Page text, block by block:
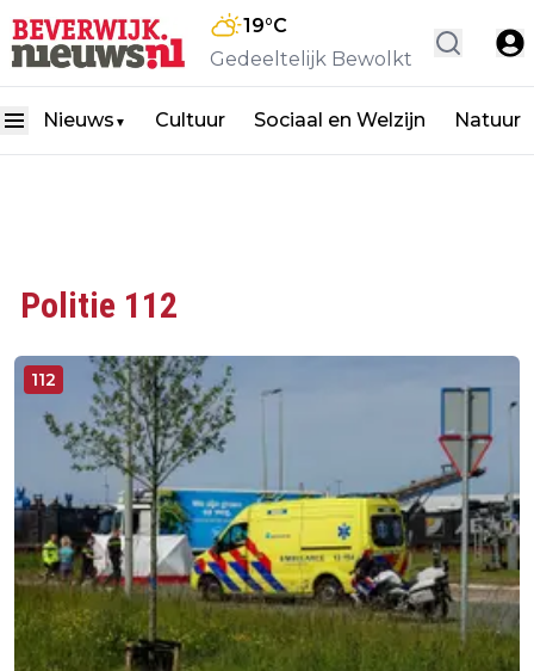
19°C
Gedeeltelijk Bewolkt
Nieuws ▼ Cultuur Sociaal en Welzijn Natuur
Politie 112
112